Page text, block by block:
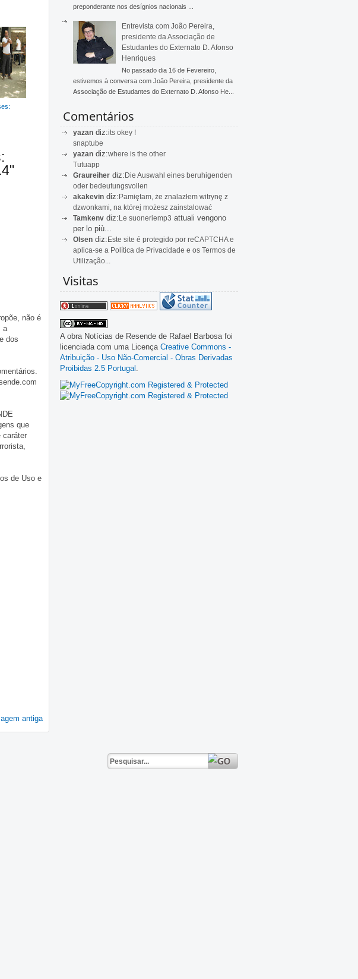
não é
a
dos
que
caráter
de Uso e
antiga
preponderante nos desígnios nacionais ...
Entrevista com João Pereira,
presidente da Associação de
Estudantes do Externato D. Afonso
Henriques
No passado dia 16 de Fevereiro,
estivemos à conversa com João Pereira, presidente da
Associação de Estudantes do Externato D. Afonso He...
Comentários
yazan diz:its okey !
snaptube
yazan diz:where is the other
Tutuapp
Graureiher diz:Die Auswahl eines beruhigenden
oder bedeutungsvollen
akakevin diz:Pamiętam, że znalazłem witrynę z
dzwonkami, na której możesz zainstalować
Tamkenv diz:Le suoneriemp3 attuali vengono
per lo più...
Olsen diz:Este site é protegido por reCAPTCHA e
aplica-se a Política de Privacidade e os Termos de
Utilização...
Visitas
A obra Notícias de Resende de Rafael Barbosa foi
licenciada com uma Licença Creative Commons -
Atribuição - Uso Não-Comercial - Obras Derivadas
Proibidas 2.5 Portugal